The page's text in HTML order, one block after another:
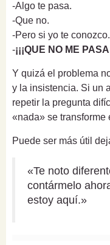
-Algo te pasa.
-Que no.
-Pero si yo te
-¡¡¡QUE NO ME
Y quizá el problema
y la insistencia. Si un
repetir la pregunta
«nada» se transforme
Puede ser más útil
«Te noto
contármelo
estoy aquí.»